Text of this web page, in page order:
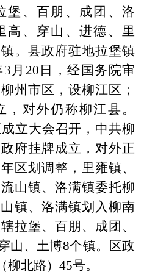
堡、百朋、成团、洛
高、穿山、进德、里
。县政府驻地拉堡镇
月20日，经国务院审
州市区，设柳江区；
对外仍称柳江县。
立大会召开，中共柳
府挂牌成立，对外正
区划调整，里雍镇、
山镇、洛满镇委托柳
镇、洛满镇划入柳南
拉堡、百朋、成团、
山、土博8个镇。区政
北路）45号。